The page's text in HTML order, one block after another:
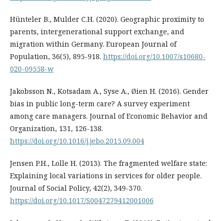
Hünteler B., Mulder C.H. (2020). Geographic proximity to
parents, intergenerational support exchange, and
migration within Germany. European Journal of
Population, 36(5), 895-918. https://doi.org/10.1007/s10680-
020-09558-w
Jakobsson N., Kotsadam A., Syse A., Øien H. (2016). Gender
bias in public long-term care? A survey experiment
among care managers. Journal of Economic Behavior and
Organization, 131, 126-138.
https://doi.org/10.1016/j.jebo.2015.09.004
Jensen P.H., Lolle H. (2013). The fragmented welfare state:
Explaining local variations in services for older people.
Journal of Social Policy, 42(2), 349-370.
https://doi.org/10.1017/S0047279412001006